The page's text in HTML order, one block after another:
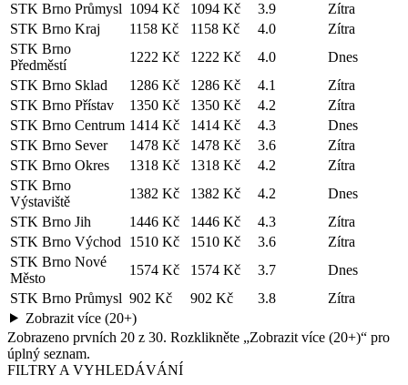
STK Brno Průmysl 1094 Kč 1094 Kč 3.9
Zítra
STK Brno Kraj
1158 Kč 1158 Kč 4.0
Zítra
STK Brno
Předměstí
1222 Kč 1222 Kč 4.0
Dnes
STK Brno Sklad
1286 Kč 1286 Kč 4.1
Zítra
STK Brno Přístav
1350 Kč 1350 Kč 4.2
Zítra
STK Brno Centrum 1414 Kč 1414 Kč 4.3
Dnes
STK Brno Sever
1478 Kč 1478 Kč 3.6
Zítra
STK Brno Okres
1318 Kč 1318 Kč 4.2
Zítra
STK Brno
Výstaviště
1382 Kč 1382 Kč 4.2
Dnes
STK Brno Jih
1446 Kč 1446 Kč 4.3
Zítra
STK Brno Východ
1510 Kč 1510 Kč 3.6
Zítra
STK Brno Nové
Město
1574 Kč 1574 Kč 3.7
Dnes
STK Brno Průmysl 902 Kč 902 Kč 3.8
Zítra
Zobrazit více (20+)
Zobrazeno prvních 20 z 30. Rozklikněte „Zobrazit více (20+)“ pro
úplný seznam.
FILTRY A VYHLEDÁVÁNÍ